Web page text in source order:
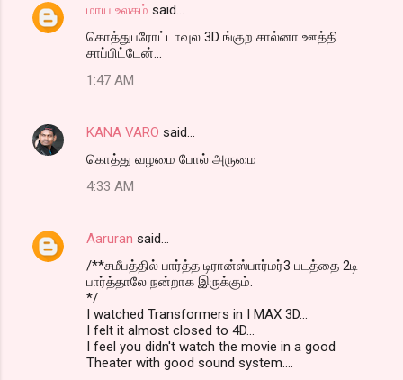
t
மாய உலகம் said…
கொத்துபரோட்டாவுல 3D ங்குற சால்னா ஊத்தி
சாப்பிட்டேன்...
1:47 AM
KANA VARO said…
கொத்து வழமை போல் அருமை
4:33 AM
Aaruran said…
/**சமீபத்தில் பார்த்த டிரான்ஸ்பார்மர்3 படத்தை 2டி
பார்த்தாலே நன்றாக இருக்கும்.
*/
I watched Transformers in I MAX 3D...
I felt it almost closed to 4D...
I feel you didn't watch the movie in a good
Theater with good sound system....